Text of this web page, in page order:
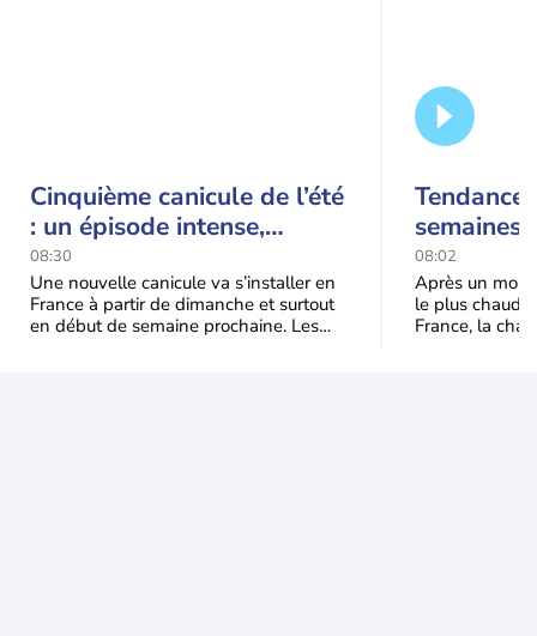
Cinquième canicule de l’été
: un épisode intense,
durable et étendu la
semaine prochaine
08:30
Une nouvelle canicule va s’installer en
France à partir de dimanche et surtout
en début de semaine prochaine. Les
Tendance
semaines
septembre
08:02
Après un
le plus chaud
France, la